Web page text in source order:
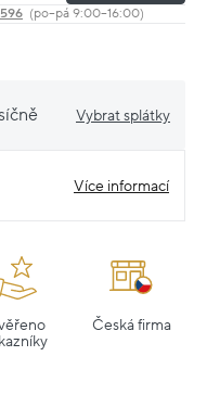
(po–pá 9:00–16:00)
Vybrat splátky
Více informací
Česká firma